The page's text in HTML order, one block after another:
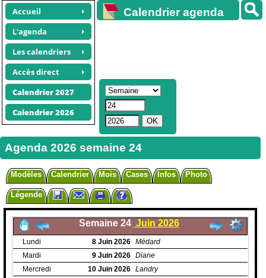
Accueil
L'agenda
Les calendriers
Accès direct
Calendrier 2027
Calendrier 2026
Calendrier agenda
Agenda 2026 semaine 24
Modèles Calendrier Mois Cases Infos Photo
Légende
Semaine 24 Juin 2026
Lundi 8 Juin 2026 Médard
Mardi
9 Juin 2026 Diane
Mercredi
10 Juin 2026 Landry